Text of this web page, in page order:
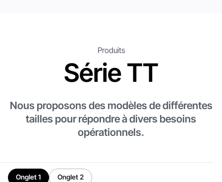
Produits
Série TT
Nous proposons des modèles de différentes
tailles pour répondre à divers besoins
opérationnels.
Onglet 1 Onglet 2